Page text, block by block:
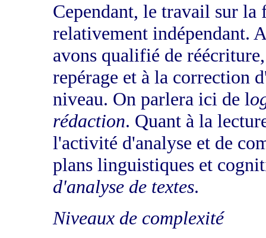
Cependant, le travail sur
relativement indépendant.
avons qualifié de
repérage et à la correction
niveau. On parlera ici de l
rédaction. Quant à la
l'activité d'analyse et de
plans linguistiques et
d'analyse de textes.
Niveaux de complexité